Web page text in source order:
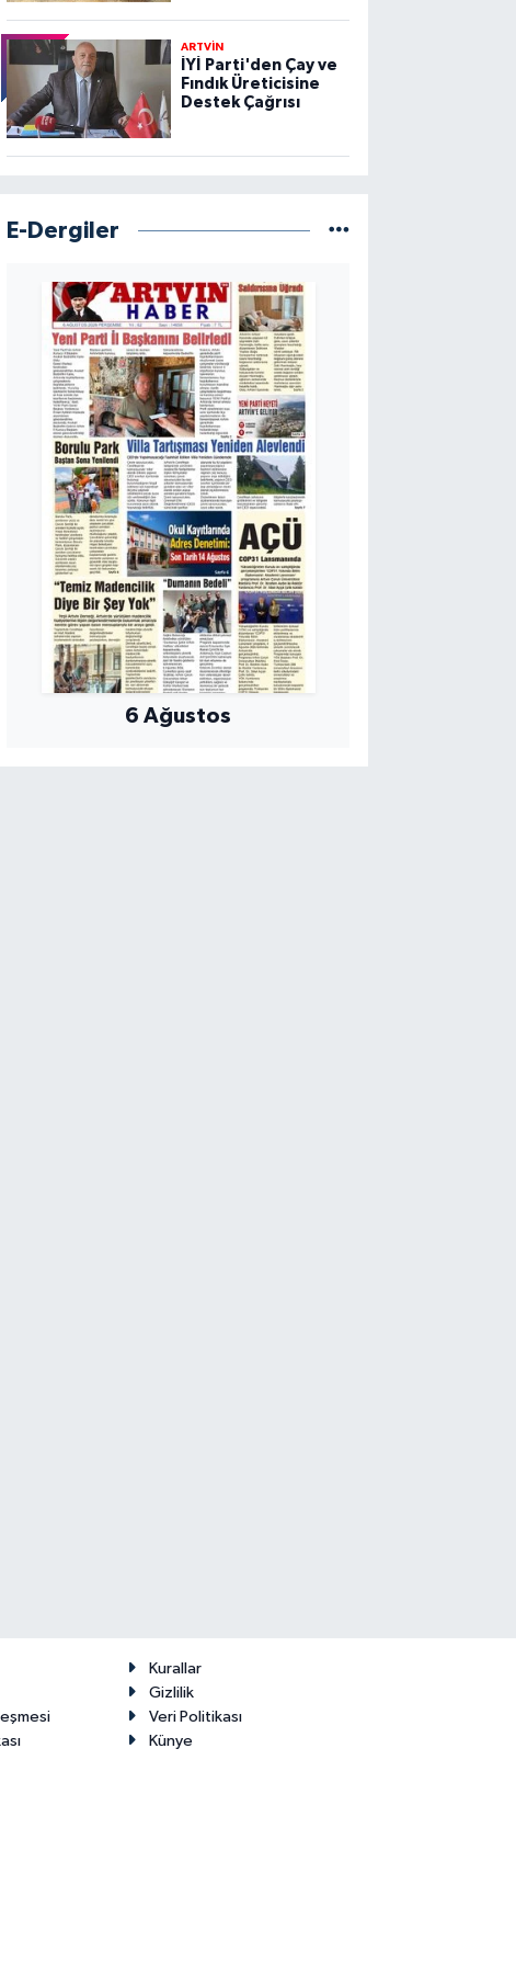
ARTVİN
İYİ Parti'den Çay ve
Fındık Üreticisine
Destek Çağrısı
E-Dergiler
6 Ağustos
Kurallar
Gizlilik
Veri Politikası
Künye